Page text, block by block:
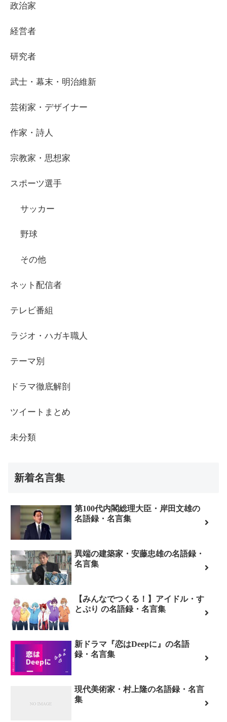
政治家
経営者
研究者
武士・幕末・明治維新
芸術家・デザイナー
作家・詩人
宗教家・思想家
スポーツ選手
サッカー
野球
その他
ネット配信者
テレビ番組
ラジオ・ハガキ職人
テーマ別
ドラマ徹底解剖
ツイートまとめ
未分類
新着名言集
第100代内閣総理大臣・岸田文雄の
名語録・名言集
異端の建築家・安藤忠雄の名語録・
名言集
【みんなでつくる！】アイドル・す
とぷり の名語録・名言集
新ドラマ『恋はDeepに』の名語
録・名言集
現代美術家・村上隆の名語録・名言
集